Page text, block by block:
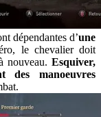
dépendantes d’une
le chevalier doit
nouveau. Esquiver,
des manoeuvres